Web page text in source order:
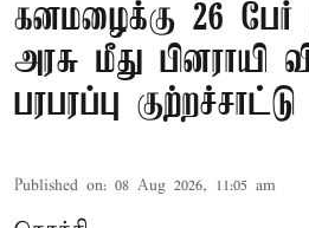
கனமழைக்கு 26 பேர்
அரசு மீது பினராயி
பரபரப்பு குற்றச்சாட்டு
Published on: 08 Aug 2026, 11:05 am